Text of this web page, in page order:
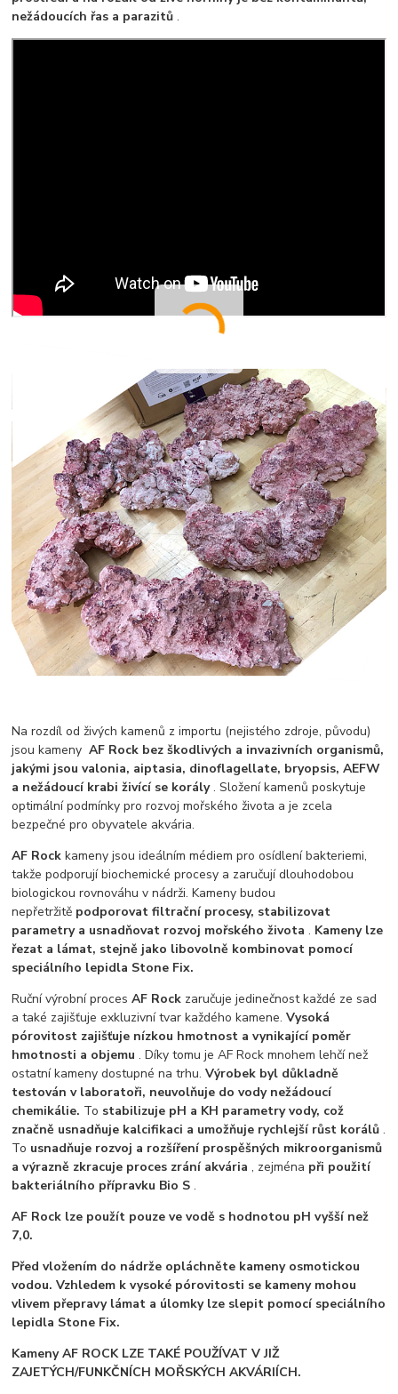
nežádoucích řas a parazitů .
Na rozdíl od živých kamenů z importu (nejistého zdroje, původu)
jsou kamenyAF Rock bez škodlivých a invazivních organismů,
jakými jsou valonia, aiptasia, dinoflagellate, bryopsis, AEFW
a nežádoucí krabi živící se korály. Složení kamenů poskytuje
optimální podmínky pro rozvoj mořského života a je zcela
bezpečné pro obyvatele akvária.
AF Rock kameny jsou ideálním médiem pro osídlení bakteriemi,
takže podporují biochemické procesy a zaručují dlouhodobou
biologickou rovnováhu v nádrži. Kameny budou
nepřetržitě podporovat filtrační procesy, stabilizovat
parametry a usnadňovat rozvoj mořského života . Kameny lze
řezat a lámat, stejně jako libovolně kombinovat pomocí
speciálního lepidla Stone Fix.
Ruční výrobní procesAF Rock zaručuje jedinečnost každé ze sad
a také zajišťuje exkluzivní tvar každého kamene.Vysoká
pórovitost zajišťuje nízkou hmotnost a vynikající poměr
hmotnosti a objemu . Díky tomu je AF Rock mnohem lehčí než
ostatní kameny dostupné na trhu.Výrobek byl důkladně
testován v laboratoři, neuvolňuje do vody nežádoucí
chemikálie. To stabilizuje pH a KH parametry vody, což
značně usnadňuje kalcifikaci a umožňuje rychlejší růst korálů .
To usnadňuje rozvoj a rozšíření prospěšných mikroorganismů
a výrazně zkracuje proces zrání akvária , zejména při použití
bakteriálního přípravku Bio S .
AF Rock lze použít pouze ve vodě s hodnotou pH vyšší než
7,0.
Před vložením do nádrže opláchněte kameny osmotickou
vodou. Vzhledem k vysoké pórovitosti se kameny mohou
vlivem přepravy lámat a úlomky lze slepit pomocí speciálního
lepidla Stone Fix.
Kameny AF ROCK LZE TAKÉ POUŽÍVAT V JIŽ
ZAJETÝCH/FUNKČNÍCH MOŘSKÝCH AKVÁRIÍCH.